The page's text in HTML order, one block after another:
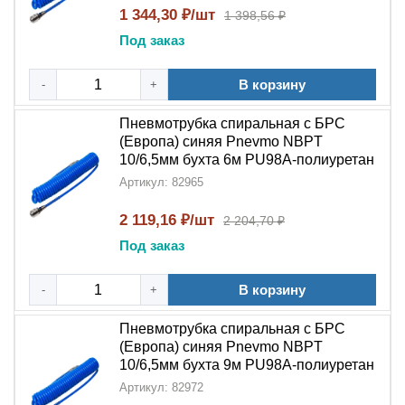
быстроразъёмным соединением
значительно упростить обслуживание оборудования,
сократить время переналадки и повысить
эффективность работы.Спиральнаяконструкция
обеспечивает необходимую гибкость и защиту от
перегибов, что делает её идеальным выбором для
профессионального применения всистемах
подготовки воздуха.
1 344,30 ₽/шт 1 398,56 ₽
Под заказ
- + В корзину
Пневмотрубка спиральная с БРС
(Европа) синяя Pnevmo NBPT
10/6,5мм бухта 6м PU98A-полиуретан
Артикул: 82965
2 119,16 ₽/шт 2 204,70 ₽
Под заказ
- + В корзину
Пневмотрубка спиральная с БРС
(Европа) синяя Pnevmo NBPT
10/6,5мм бухта 9м PU98A-полиуретан
Артикул: 82972